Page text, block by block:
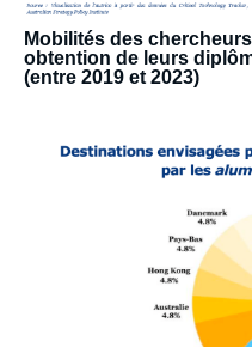
Mobilités des
obtention de leurs
(entre 2019 et 2023)
Edito
image
la
et restrictions
recherche
Ifri, 22 janvier 2026.